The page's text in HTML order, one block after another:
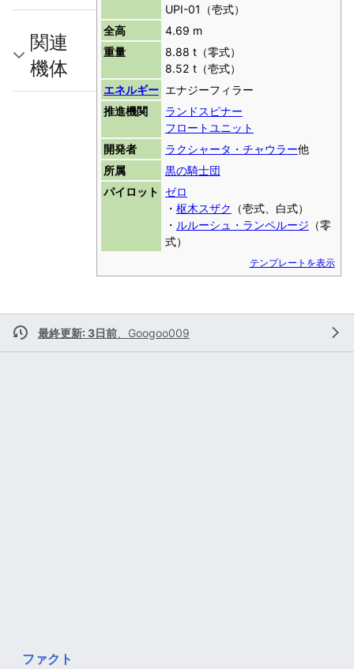
UPI-01（壱式）
全高
4.69 m
重量
8.88 t（零式）
8.52 t（壱式）
エネルギー エナジーフィラー
推進機関
ランドスピナー
フロートユニット
開発者
ラクシャータ・チャウラー他
所属
黒の騎士団
パイロット
ゼロ
・ 枢木スザク
（壱式、白式）
・ ルルーシュ・ランペルージ （零
式）
テンプレートを表示
関連
機体
最終更新: 3日前 Googoo009
ファクト